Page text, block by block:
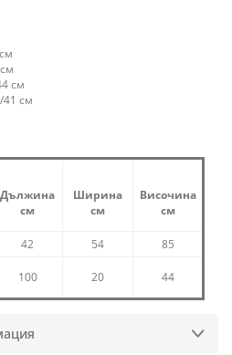
см
см
Дължина
см
Ширина
см
Височина
см
42 54
85
100 20 44